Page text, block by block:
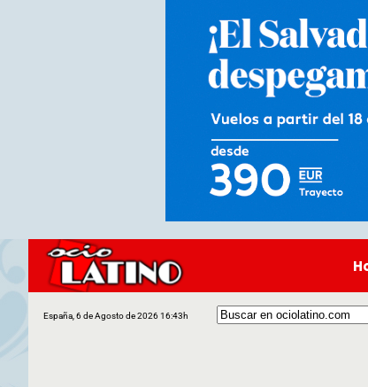
España, 6 de Agosto de 2026 16:43h